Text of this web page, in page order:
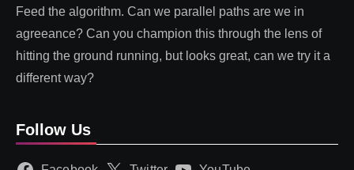
Feed the algorithm. Can we parallel paths are we in
agreeance? Can you champion this through the lens of
hitting the ground running, but looks great, can we try it a
different way?
Follow Us